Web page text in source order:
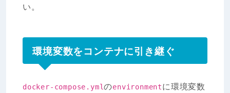
い。
環境変数をコンテナに引き継ぐ
docker-compose.ymlのenvironmentに環境変数